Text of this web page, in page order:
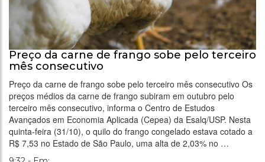
Preço da carne de frango sobe pelo terceiro
mês consecutivo
Preço da carne de frango sobe pelo terceiro mês consecutivo Os
preços médios da carne de frango subiram em outubro pelo
terceiro mês consecutivo, informa o Centro de Estudos
Avançados em Economia Aplicada (Cepea) da Esalq/USP. Nesta
quinta-feira (31/10), o quilo do frango congelado estava cotado a
R$ 7,53 no Estado de São Paulo, uma alta de 2,03% no …